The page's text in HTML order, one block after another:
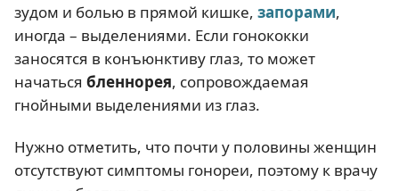
зудом и болью в прямой кишке, запорами,
иногда – выделениями. Если гонококки
заносятся в конъюнктиву глаз, то может
начаться бленнорея, сопровождаемая
гнойными выделениями из глаз.
Нужно отметить, что почти у половины женщин
отсутствуют симптомы гонореи, поэтому к врачу